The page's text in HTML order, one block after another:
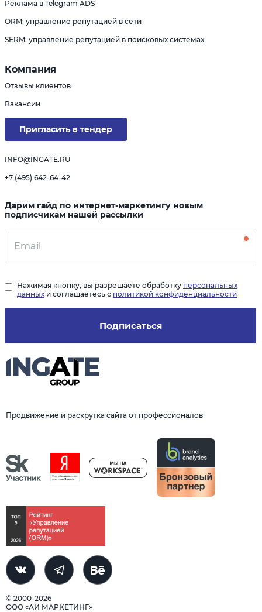
Продвижение и раскрутка сайта от профессионалов
© 2000-2026
ООО «АИ МАРКЕТИНГ»
Реклама в Telegram ADS
ORM: управление репутацией в сети
SERM: управление репутацией в поисковых системах
Компания
Отзывы клиентов
Вакансии
Пригласить в тендер
INFO@INGATE.RU
+7 (495) 642-64-42
Дарим гайд по интернет-маркетингу новым
подписчикам нашей рассылки
Подписаться
Нажимая кнопку, вы разрешаете обработку персональных
данных и соглашаетесь с политикой конфиденциальности